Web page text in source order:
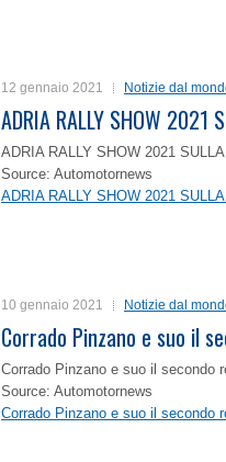
12 gennaio 2021 Notizie dal
ADRIA RALLY SHOW 2021
ADRIA RALLY SHOW 2021
Source: Automotornews
ADRIA RALLY SHOW 2021
10 gennaio 2021 Notizie dal
Corrado Pinzano e suo il
Corrado Pinzano e suo il secondo
Source: Automotornews
Corrado Pinzano e suo il secondo